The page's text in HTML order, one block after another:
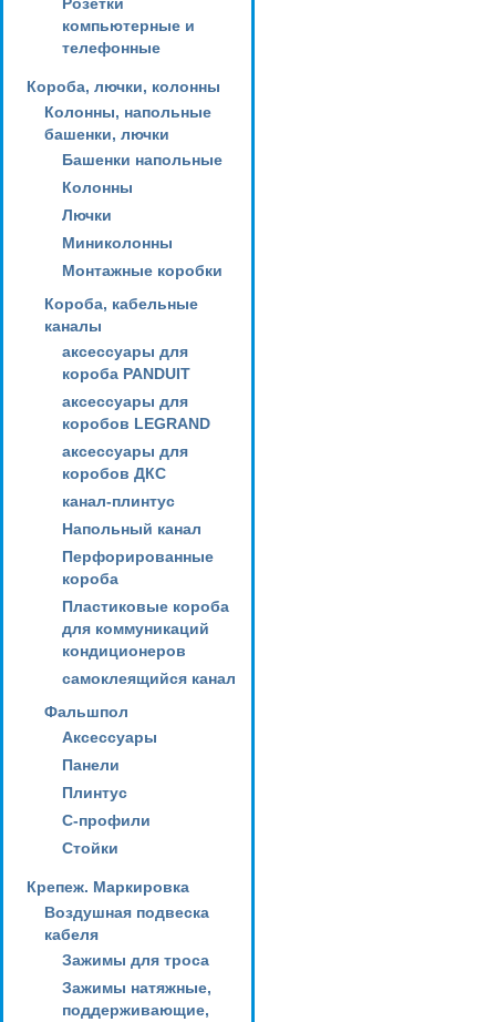
компьютерные и
телефонные
Короба, лючки, колонны
Колонны, напольные
башенки, лючки
Башенки напольные
Колонны
Лючки
Миниколонны
Монтажные коробки
Короба, кабельные
каналы
аксессуары для
короба PANDUIT
аксессуары для
коробов LEGRAND
аксессуары для
коробов ДКС
канал-плинтус
Напольный канал
Перфорированные
короба
Пластиковые короба
для коммуникаций
кондиционеров
самоклеящийся канал
Фальшпол
Аксессуары
Панели
Плинтус
С-профили
Стойки
Крепеж. Маркировка
Воздушная подвеска
кабеля
Зажимы для троса
Зажимы натяжные,
поддерживающие,